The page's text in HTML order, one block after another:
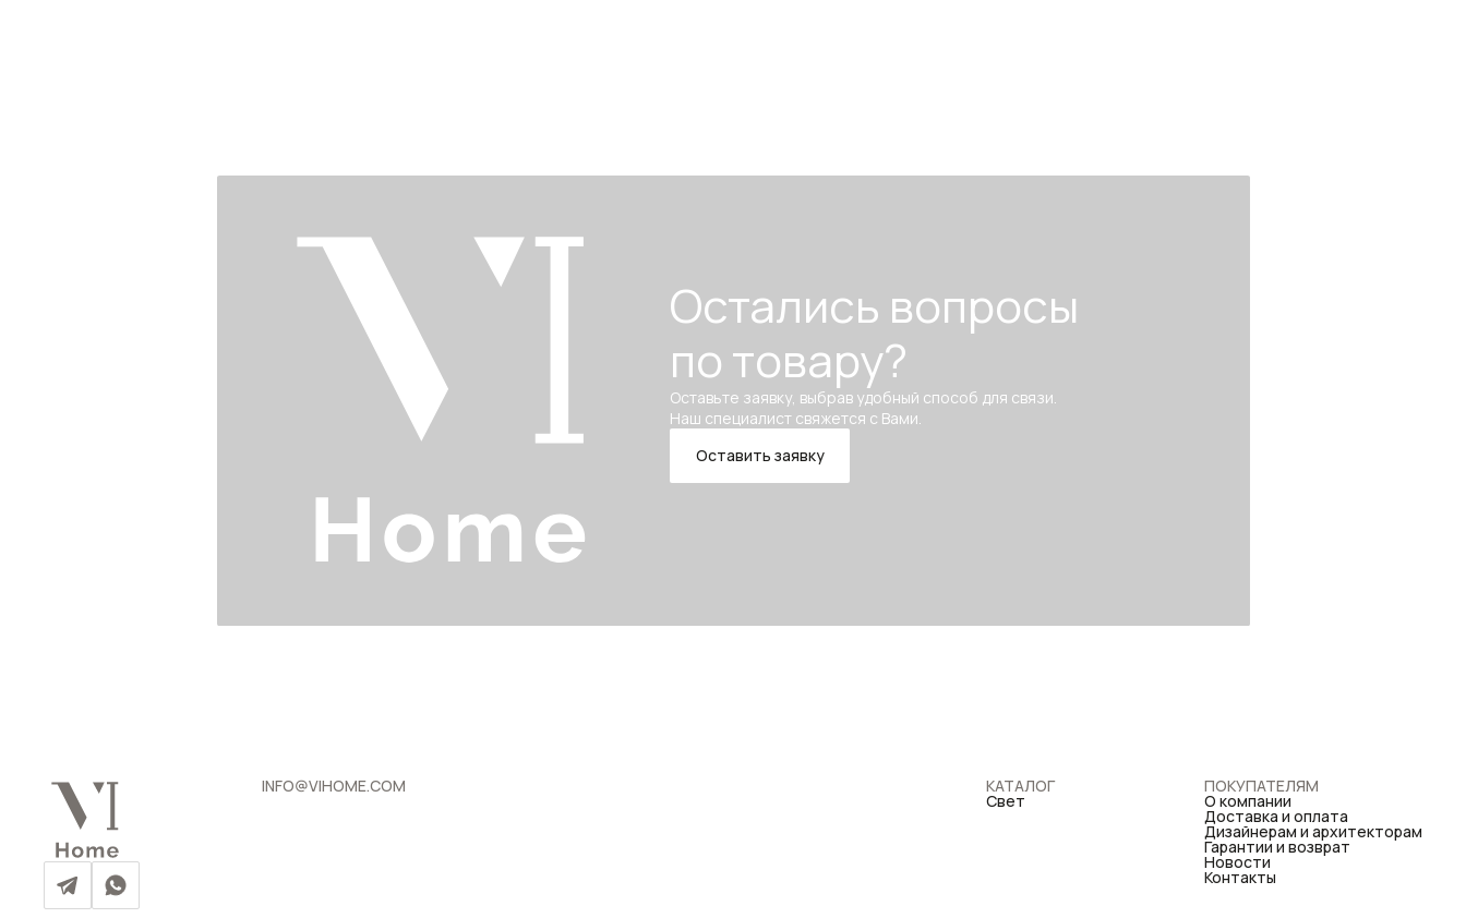
Остались вопросы
по товару?
Оставьте заявку, выбрав удобный способ для связи.
Наш специалист свяжется с Вами.
Оставить заявку
INFO@VIHOME.COM КАТАЛОГ
Свет
ПОКУПАТЕЛЯМ
О компании
Доставка и оплата
Дизайнерам и архитекторам
Гарантии и возврат
Новости
Контакты